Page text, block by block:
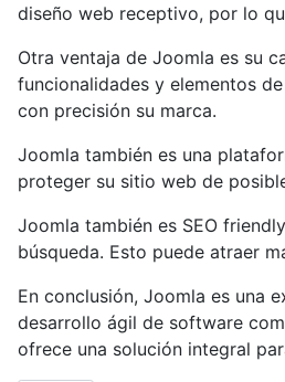
diseño web receptivo, por lo
Otra ventaja de Joomla es su
funcionalidades y elementos
con precisión su marca.
Joomla también es una
proteger su sitio web de
Joomla también es SEO
búsqueda. Esto puede atraer
En conclusión, Joomla es una
desarrollo ágil de software
ofrece una solución integral